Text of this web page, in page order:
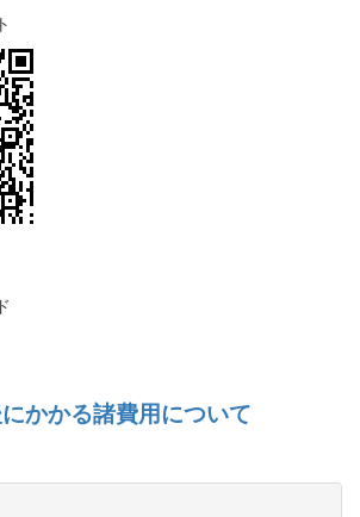
かかる諸費用について